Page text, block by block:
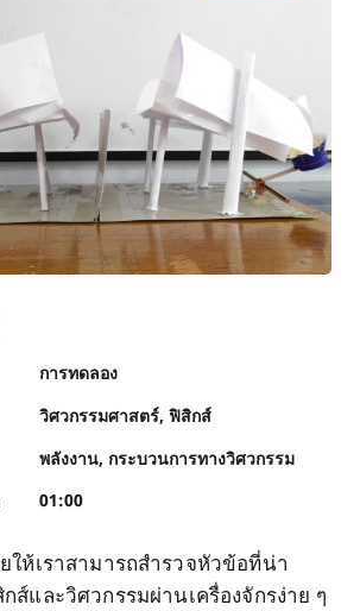
การทดลอง
วิศวกรรมศาสตร์ ฟิสิกส์
พลังงาน กระบวนการทางวิศวกรรม
01:00
ให้เราสามารถสำรวจหัวข้อที่น่า
ส์และวิศวกรรมผ่านเครื่องจักรง่าย ๆ